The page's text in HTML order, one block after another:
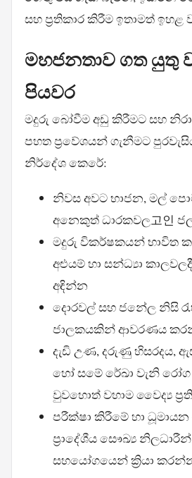
සහ ප්‍රතිකාර කිරීම ඉතාමත් ඉහළ
මහජනතාව ගත යුතු
පියවර
මදුරු බෝවීම අඩු කිරීමට සහ
පහත ප්‍රවේශයන් ගැනීමට
නිර්දේශ කෙරේ:
නිවස අවට භාජන, මල්
අනෙකුත් ධාරකවල고인
මදුරු විකර්ෂකයන් භාවිත
අළුයම් හා සන්ධ්‍යා
අඳින්න
දොරවල් සහ ජනේල නිසි
ජාලකයකින් ආවරණය
දැඩි උණ, දරුණු හිසරදය,
හෝ සමේ රේඛා වැනි
වුවහොත් වහාම වෛද්‍ය
පරීක්ෂා කිරීමේ හා
ප්‍රාදේශීය සෞඛ්‍ය
සහයෝගයෙන් ක්‍රියා